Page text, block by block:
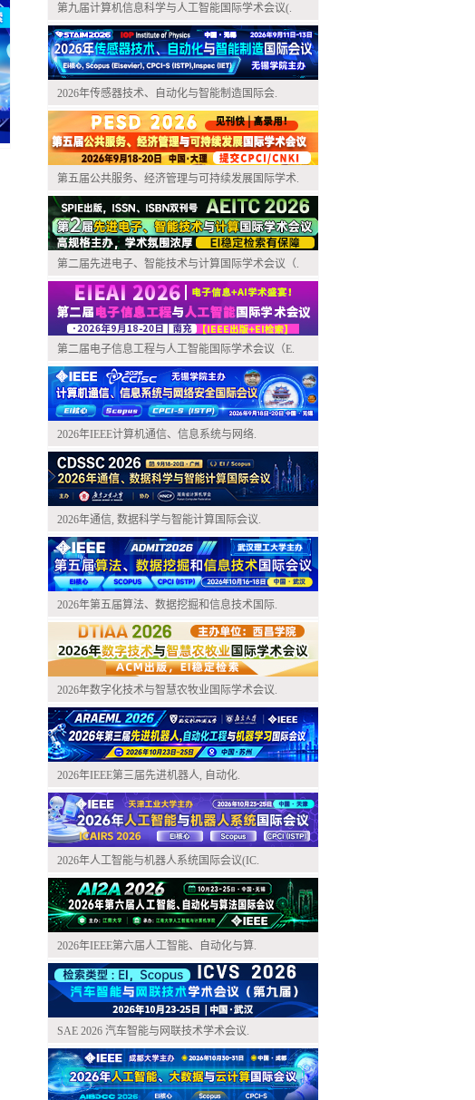
第九届计算机信息科学与人工智能国际学术会议(.
2026年传感器技术、自动化与智能制造国际会.
第五届公共服务、经济管理与可持续发展国际学术.
第二届先进电子、智能技术与计算国际学术会议（.
第二届电子信息工程与人工智能国际学术会议（E.
2026年IEEE计算机通信、信息系统与网络.
2026年通信, 数据科学与智能计算国际会议.
2026年第五届算法、数据挖掘和信息技术国际.
2026年数字化技术与智慧农牧业国际学术会议.
2026年IEEE第三届先进机器人, 自动化.
2026年人工智能与机器人系统国际会议(IC.
2026年IEEE第六届人工智能、自动化与算.
SAE 2026 汽车智能与网联技术学术会议.